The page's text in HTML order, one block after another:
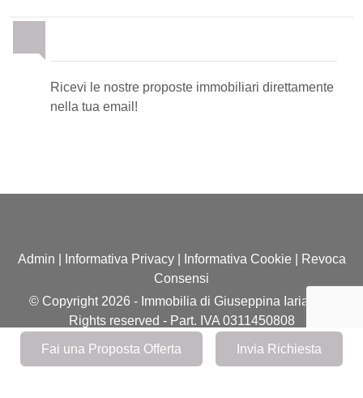
Fai una Proposta Offerta Invia Richiesta
Ricevi le nostre proposte immobiliari direttamente
nella tua email!
Admin Informativa Privacy| Informativa Cookie
Revoca
Consensi
© Copyright 2026 - Immobilia di Giuseppina Iaria - All
Rights reserved - Part. IVA 0311450808
Iscrizione REA della CCIAA di Reggio Calabria n. RC-
210924